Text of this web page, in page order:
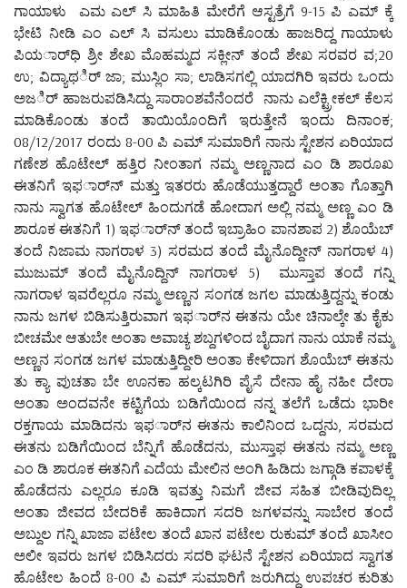
ಗಾಯಾಳು ಎಮ ಎಲ್ ಸಿ ಮಾಹಿತಿ ಮೇರೆಗೆ ಆಸ್ಟತ್ರೆಗೆ 9-15 ಪಿ ಎಮ್ ಕ್ಕೆ
ಭೇಟಿ ನೀಡಿ ಎಂ ಎಲ್ ಸಿ ವಸುಲು ಮಾಡಿಕೊಂಡು ಹಾಜರಿದ್ದ ಗಾಯಾಳು
ಪಿಯರ್ಾಧಿ ಶ್ರೀ ಶೇಖ ಮೊಹಮ್ಮದ ಸಕ್ಲೀನ್ ತಂದೆ ಶೇಖ ಸರವರ ವ;20
ಉ; ವಿದ್ಯಾಥರ್ಿ ಜಾ; ಮುಸ್ಲಿಂ ಸಾ; ಲಾಡಿಸಗಲ್ಲಿ ಯಾದಗಿರಿ ಇವರು ಒಂದು
ಅಜರ್ಿ ಹಾಜರುಪಡಿಸಿದ್ದು ಸಾರಾಂಶವೆನೆಂದರೆ ನಾನು ಎಲೆಕ್ಟ್ರೀಕಲ್ ಕೆಲಸ
ಮಾಡಿಕೊಂಡು ತಂದೆ ತಾಯಿಯೊಂದಿಗೆ ಇರುತ್ತೇನೆ ಇಂದು ದಿನಾಂಕ;
08/12/2017 ರಂದು 8-00 ಪಿ ಎಮ್ ಸುಮಾರಿಗೆ ನಾನು ಸ್ಟೇಶನ ಏರಿಯಾದ
ಗಣೇಶ ಹೊಟೇಲ್ ಹತ್ತಿರ ನೀಂತಾಗ ನಮ್ಮ ಅಣ್ಣನಾದ ಎಂ ಡಿ ಶಾರೂಖ
ಈತನಿಗೆ ಇಫರ್ಾನ್ ಮತ್ತು ಇತರರು ಹೊಡೆಯುತ್ತದ್ದಾರೆ ಅಂತಾ ಗೊತ್ತಾಗಿ
ನಾನು ಸ್ವಾಗತ ಹೊಟೇಲ್ ಹಿಂದುಗಡೆ ಹೋದಾಗ ಅಲ್ಲಿ ನಮ್ಮ ಅಣ್ಣ ಎಂ ಡಿ
ಶಾರೂಕ ಈತನಿಗೆ 1) ಇಫರ್ಾನ್ ತಂದೆ ಇಬ್ರಾಹಿಂ ಪಾನಶಾಪ 2) ಶೊಯೆಬ್
ತಂದೆ ನಿಜಾಮ ನಾಗರಾಳ 3) ಸರಮದ ತಂದೆ ಮೈನೊದ್ದೀನ್ ನಾಗರಾಳ 4)
ಮುಜುಮ್ ತಂದೆ ಮೈನೊದ್ದಿನ್ ನಾಗರಾಳ 5) ಮುಸ್ತಾಪ ತಂದೆ ಗನ್ನಿ
ನಾಗರಾಳ ಇವರೆಲ್ಲರೂ ನಮ್ಮ ಅಣ್ಣನ ಸಂಗಡ ಜಗಲ ಮಾಡುತ್ತಿದ್ದನ್ನು ಕಂಡು
ನಾನು ಜಗಳ ಬಿಡಿಸುತ್ತಿರುವಾಗ ಇಫರ್ಾನ ಈತನು ಯೇ ಚಿನಾಲ್ಕೇ ತು ಕೈಕು
ಬೀಚಮೇ ಆತುಬೇ ಅಂತಾ ಅವಾಚ್ಯ ಶಬ್ದಗಳಿಂದ ಬೈದಾಗ ನಾನು ಯಾಕೆ ನಮ್ಮ
ಅಣ್ಣನ ಸಂಗಡ ಜಗಳ ಮಾಡುತ್ತಿದ್ದೀರಿ ಅಂತಾ ಕೇಳಿದಾಗ ಶೊಯೆಬ್ ಈತನು
ತು ಕ್ಯಾ ಪುಚತಾ ಬೇ ಊನಕಾ ಹಲ್ಕಟಗಿರಿ ಪೈಸೆ ದೇನಾ ಹೈ ನಹೀ ದೇರಾ
ಅಂತಾ ಅಂದವನೇ ಕಟ್ಟಿಗೆಯ ಬಡಿಗೆಯಿಂದ ನನ್ನ ತಲೆಗೆ ಒಡೆದು ಭಾರೀ
ರಕ್ತಗಾಯ ಮಾಡಿದನು ಇಫರ್ಾನ ಈತನು ಕಾಲಿನಿಂದ ಒದ್ದನು, ಸರಮದ
ಈತನು ಬಡಿಗೆಯಿಂದ ಬೆನ್ನಿಗೆ ಹೊಡೆದನು, ಮುಸ್ತಾಫ ಈತನು ನಮ್ಮ ಅಣ್ಣ
ಎಂ ಡಿ ಶಾರೂಕ ಈತನಿಗೆ ಎದೆಯ ಮೇಲಿನ ಅಂಗಿ ಹಿಡಿದು ಜಗ್ಗಾಡಿ ಕಪಾಳಕ್ಕೆ
ಹೊಡೆದನು ಎಲ್ಲರೂ ಕೂಡಿ ಇವತ್ತು ನಿಮಗೆ ಜೀವ ಸಹಿತ ಬೀಡಿವುದಿಲ್ಲ
ಅಂತಾ ಜೀವದ ಬೇದರಿಕೆ ಹಾಕಿದಾಗ ಸದರಿ ಜಗಳವನ್ನು ಸಾಬೇರ ತಂದೆ
ಅಬ್ದುಲ ಗನ್ನಿ ಖಾಜಾ ಪಟೇಲ ತಂದೆ ಖಾನ ಪಟೇಲ ರುಕುಮ್ ತಂದೆ ಖಾಸೀಂ
ಅಲೀ ಇವರು ಜಗಳ ಬಿಡಿಸಿದರು ಸದರಿ ಘಟನೆ ಸ್ಟೇಶನ ಏರಿಯಾದ ಸ್ವಾಗತ
ಹೊಟೇಲ ಹಿಂದೆ 8-00 ಪಿ ಎಮ್ ಸುಮಾರಿಗೆ ಜರುಗಿದ್ದು ಉಪಚರ ಕುರಿತು